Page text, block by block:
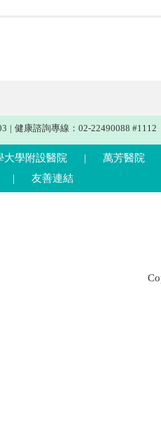
| 健康諮詢專線：02-22490088 #1112
大學附設醫院 |
萬芳醫院
| 友善連結